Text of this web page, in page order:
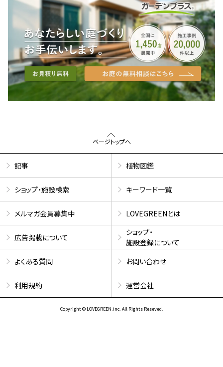
ページトップへ
記事 植物図鑑
ショップ・施設検索 キーワード一覧
メルマガ会員募集中 LOVEGREENとは
広告掲載について
ショップ・
施設登録について
よくある質問
お問い合わせ
利用規約 運営会社
Copyright © LOVEGREEN.inc. All Rights Reseved.